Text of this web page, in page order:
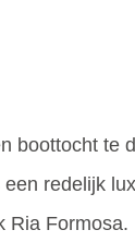
boottocht te
redelijk
Ria Formosa.